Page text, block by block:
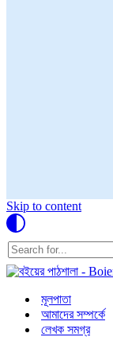
Skip to content
Search
for...
মূলপাতা
আমাদের সম্পর্কে
লেখক সমগ্র